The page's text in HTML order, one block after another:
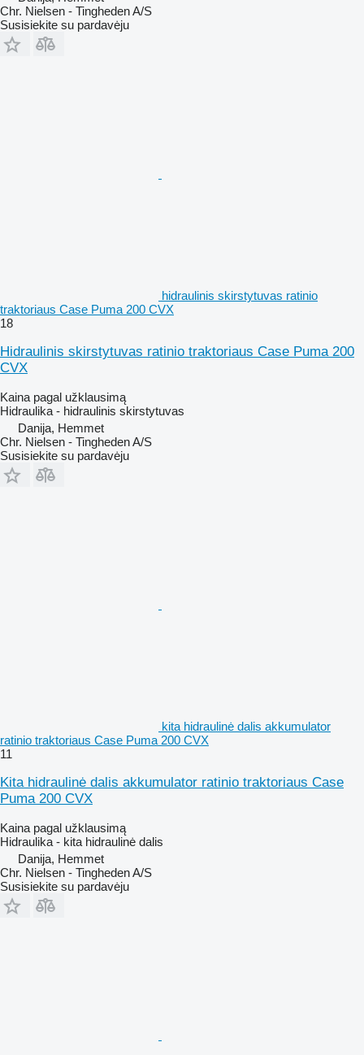
Chr. Nielsen - Tingheden A/S
Susisiekite su pardavėju
hidraulinis skirstytuvas ratinio
traktoriaus Case Puma 200 CVX
18
Hidraulinis skirstytuvas ratinio traktoriaus Case Puma 200
CVX
Kaina pagal užklausimą
Hidraulika - hidraulinis skirstytuvas
Danija, Hemmet
Chr. Nielsen - Tingheden A/S
Susisiekite su pardavėju
kita hidraulinė dalis akkumulator
ratinio traktoriaus Case Puma 200 CVX
11
Kita hidraulinė dalis akkumulator ratinio traktoriaus Case
Puma 200 CVX
Kaina pagal užklausimą
Hidraulika - kita hidraulinė dalis
Danija, Hemmet
Chr. Nielsen - Tingheden A/S
Susisiekite su pardavėju